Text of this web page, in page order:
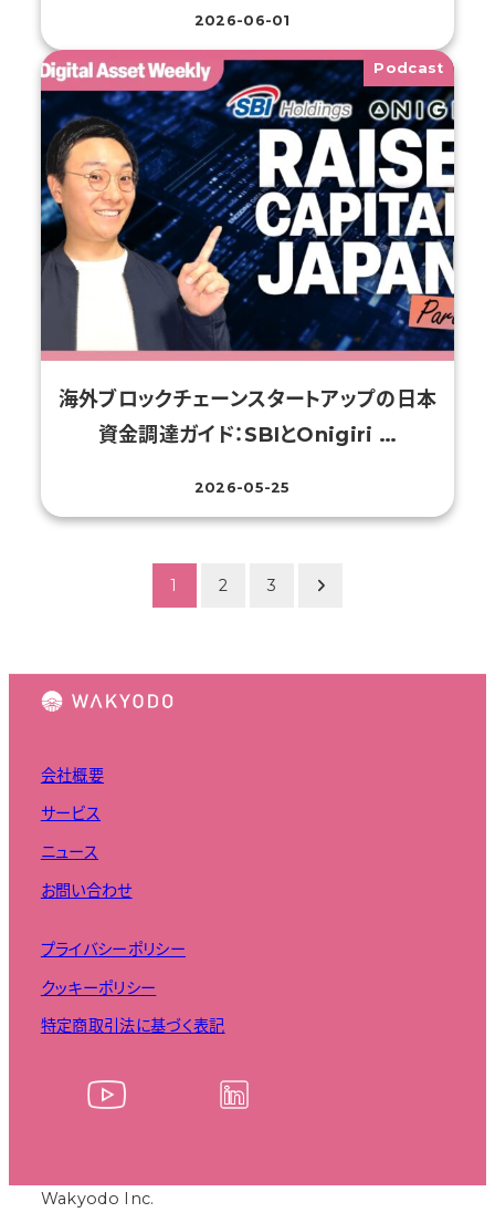
2026-06-01
Podcast
海外ブロックチェーンスタートアップの日本
資金調達ガイド：SBIとOnigiri …
投稿日
2026-05-25
の
ペ
ー
ジ
送
り
1 2 3
会社概要
サービス
ニュース
お問い合わせ
プライバシーポリシー
クッキーポリシー
特定商取引法に基づく表記
Wakyodo Inc.